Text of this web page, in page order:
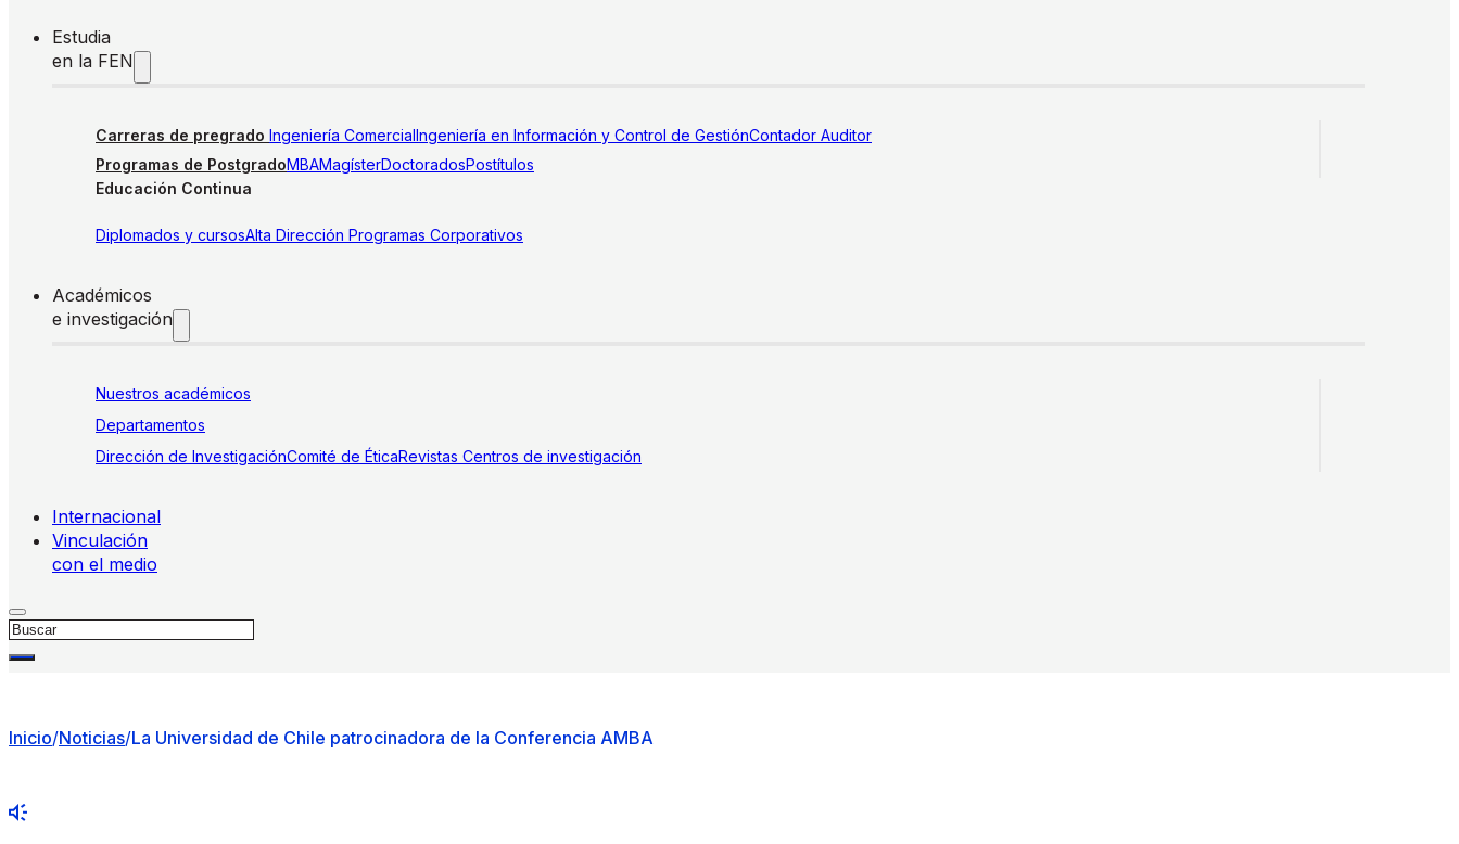
Estudia
en la FEN
Carreras de pregrado Ingeniería ComercialIngeniería en Información y Control de GestiónContador Auditor
Programas de PostgradoMBAMagísterDoctoradosPostítulos
Educación Continua
Diplomados y cursosAlta Dirección Programas Corporativos
Académicos
e investigación
Nuestros académicos
Departamentos
Dirección de InvestigaciónComité de ÉticaRevistas Centros de investigación
Internacional
Vinculación
con el medio
Buscar
Inicio/Noticias/La Universidad de Chile patrocinadora de la Conferencia AMBA